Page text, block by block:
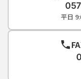
平日